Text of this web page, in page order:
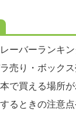
ーバーランキ
売り・ボック
で買える場所が
るときの注意